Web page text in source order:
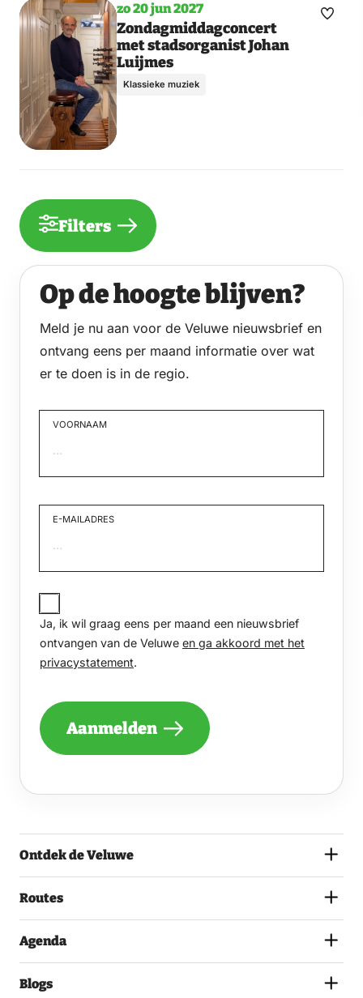
zo 20 jun 2027
Zondagmiddagconcert
met stadsorganist Johan
Luijmes
Klassieke muziek
Maak
Filters
Op de hoogte blijven?
Meld je nu aan voor de Veluwe nieuwsbrief en
ontvang eens per maand informatie over wat
er te doen is in de regio.
VOORNAAM
E-MAILADRES
JA,
IK
WIL
GRAAG
EENS
PER
EEN
ONTVANGEN
EN
HET
Ja, ik wil graag eens per maand een nieuwsbrief
ontvangen van de Veluwe en ga akkoord met het
privacystatement.
Aanmelden
Ontdek de Veluwe
Routes
Agenda
Blogs